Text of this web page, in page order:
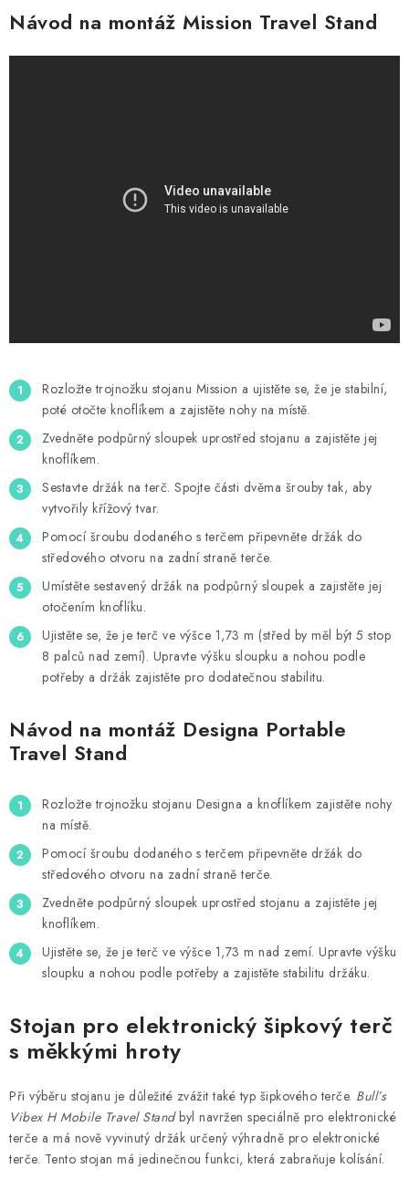
Návod na montáž Mission Travel Stand
Rozložte trojnožku stojanu Mission a ujistěte se, že je stabilní,
poté otočte knoflíkem a zajistěte nohy na místě.
Zvedněte podpůrný sloupek uprostřed stojanu a zajistěte jej
knoflíkem.
Sestavte držák na terč. Spojte části dvěma šrouby tak, aby
vytvořily křížový tvar.
Pomocí šroubu dodaného s terčem připevněte držák do
středového otvoru na zadní straně terče.
Umístěte sestavený držák na podpůrný sloupek a zajistěte jej
otočením knoflíku.
Ujistěte se, že je terč ve výšce 1,73 m (střed by měl být 5 stop
8 palců nad zemí). Upravte výšku sloupku a nohou podle
potřeby a držák zajistěte pro dodatečnou stabilitu.
Návod na montáž Designa Portable
Travel Stand
Rozložte trojnožku stojanu Designa a knoflíkem zajistěte nohy
na místě.
Pomocí šroubu dodaného s terčem připevněte držák do
středového otvoru na zadní straně terče.
Zvedněte podpůrný sloupek uprostřed stojanu a zajistěte jej
knoflíkem.
Ujistěte se, že je terč ve výšce 1,73 m nad zemí. Upravte výšku
sloupku a nohou podle potřeby a zajistěte stabilitu držáku.
Stojan pro elektronický šipkový terč
s měkkými hroty
Při výběru stojanu je důležité zvážit také typ šipkového terče. Bull’s
Vibex H Mobile Travel Standbyl navržen speciálně pro elektronické
terče a má nově vyvinutý držák určený výhradně pro elektronické
terče. Tento stojan má jedinečnou funkci, která zabraňuje kolísání.